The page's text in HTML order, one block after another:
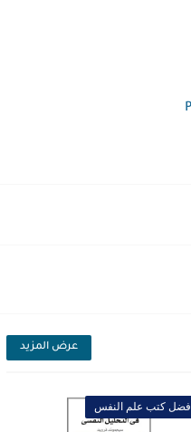
عرض المزيد
افضل كتب علم النفس